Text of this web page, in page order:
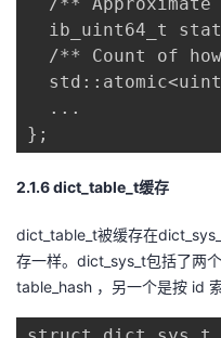
ib_uint64_t
/** Count of
  ...
};
2.1.6dict_table_t缓存
dict_table_t被缓存在
存一样。dict_sys_t包括了两
table_hash ，另一个是按 id